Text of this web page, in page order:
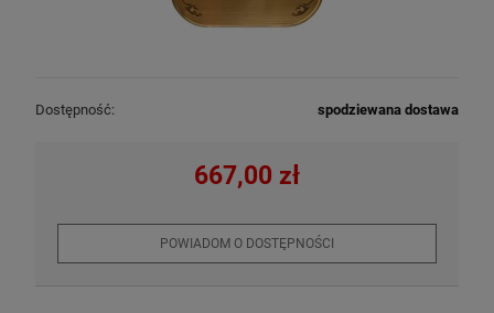
Dostępność: spodziewana dostawa
667,00 zł
POWIADOM O DOSTĘPNOŚCI